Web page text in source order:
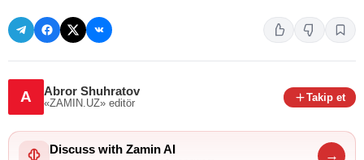
A Abror Shuhratov
«ZAMIN.UZ» editör
Takip et
Discuss with Zamin AI →